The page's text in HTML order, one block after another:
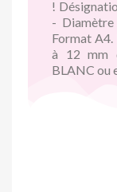
!
-
Format A4.
à 12 mm
BLANC ou